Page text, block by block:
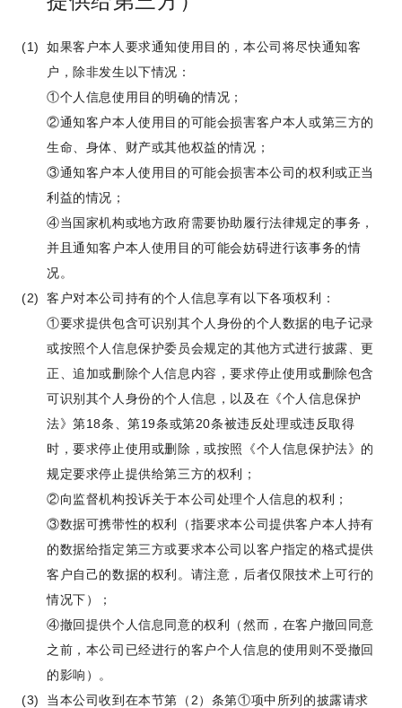
如果客户本人要求通知使用目的，本公司将尽快通知客
户，除非发生以下情况：
①个人信息使用目的明确的情况；
②通知客户本人使用目的可能会损害客户本人或第三方的
生命、身体、财产或其他权益的情况；
③通知客户本人使用目的可能会损害本公司的权利或正当
利益的情况；
④当国家机构或地方政府需要协助履行法律规定的事务，
并且通知客户本人使用目的可能会妨碍进行该事务的情
况。
客户对本公司持有的个人信息享有以下各项权利：
①要求提供包含可识别其个人身份的个人数据的电子记录
或按照个人信息保护委员会规定的其他方式进行披露、更
正、追加或删除个人信息内容，要求停止使用或删除包含
可识别其个人身份的个人信息，以及在《个人信息保护
法》第18条、第19条或第20条被违反处理或违反取得
时，要求停止使用或删除，或按照《个人信息保护法》的
规定要求停止提供给第三方的权利；
②向监督机构投诉关于本公司处理个人信息的权利；
③数据可携带性的权利（指要求本公司提供客户本人持有
的数据给指定第三方或要求本公司以客户指定的格式提供
客户自己的数据的权利。请注意，后者仅限技术上可行的
情况下）；
④撤回提供个人信息同意的权利（然而，在客户撤回同意
之前，本公司已经进行的客户个人信息的使用则不受撤回
的影响）。
当本公司收到在本节第（2）条第①项中所列的披露请求